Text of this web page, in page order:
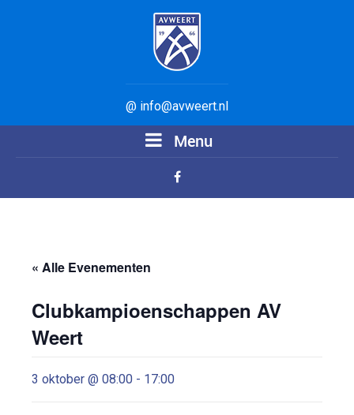
@ info@avweert.nl
Menu
« Alle Evenementen
Clubkampioenschappen AV
Weert
3 oktober @ 08:00 - 17:00